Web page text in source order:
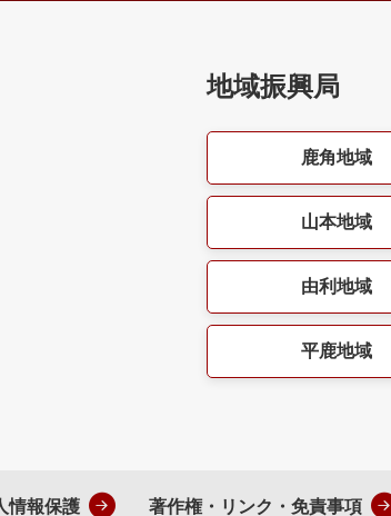
地域振興局
鹿角地域
山本地域
由利地域
平鹿地域
情報保護 著作権・リンク・免責事項